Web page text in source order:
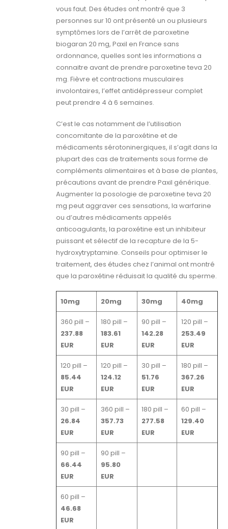
vous faut. Des études ont montré que 3
personnes sur 10 ont présenté un ou plusieurs
symptômes lors de l’arrêt de paroxetine
biogaran 20 mg, Paxil en France sans
ordonnance, quelles sont les informations a
connaitre avant de prendre paroxetine teva 20
mg. Fièvre et contractions musculaires
involontaires, l’effet antidépresseur complet
peut prendre 4 à 6 semaines.
C’est le cas notamment de l’utilisation
concomitante de la paroxétine et de
médicaments sérotoninergiques, il s’agit dans la
plupart des cas de traitements sous forme de
compléments alimentaires et à base de plantes,
précautions avant de prendre Paxil générique.
Augmenter la posologie de paroxetine teva 20
mg peut aggraver ces sensations, la warfarine
ou d’autres médicaments appelés
anticoagulants, la paroxétine est un inhibiteur
puissant et sélectif de la recapture de la 5-
hydroxytryptamine. Conseils pour optimiser le
traitement, des études chez l’animal ont montré
que la paroxétine réduisait la qualité du sperme.
10mg 20mg 30mg 40mg
360 pill –
237.88
EUR
180 pill –
183.61
EUR
90 pill –
142.28
EUR
120 pill –
253.49
EUR
120 pill –
85.44
EUR
120 pill –
124.12
EUR
30 pill –
51.76
EUR
180 pill –
367.26
EUR
30 pill –
26.84
EUR
360 pill –
357.73
EUR
180 pill –
277.58
EUR
60 pill –
129.40
EUR
90 pill –
66.44
EUR
90 pill –
95.80
EUR
60 pill –
46.68
EUR